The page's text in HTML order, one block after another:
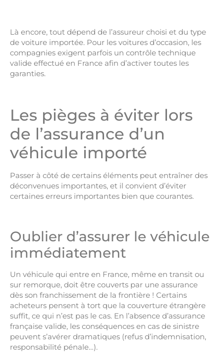
Là encore, tout dépend de l’assureur choisi et du type
de voiture importée. Pour les voitures d’occasion, les
compagnies exigent parfois un contrôle technique
valide effectué en France afin d’activer toutes les
garanties.
Les pièges à éviter lors
de l’assurance d’un
véhicule importé
Passer à côté de certains éléments peut entraîner des
déconvenues importantes, et il convient d’éviter
certaines erreurs importantes bien que courantes.
Oublier d’assurer le véhicule
immédiatement
Un véhicule qui entre en France, même en transit ou
sur remorque, doit être couverts par une assurance
dès son franchissement de la frontière ! Certains
acheteurs pensent à tort que la couverture étrangère
suffit, ce qui n’est pas le cas. En l’absence d’assurance
française valide, les conséquences en cas de sinistre
peuvent s’avérer dramatiques (refus d’indemnisation,
responsabilité pénale…).